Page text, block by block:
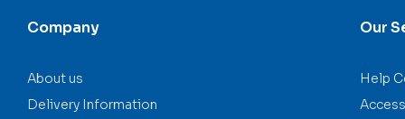
Company
About us
Delivery Information
Our
Help